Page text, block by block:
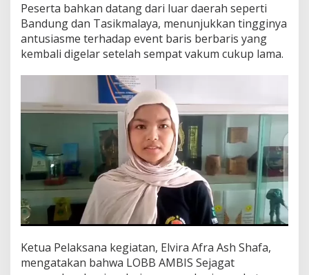
a
r
a
t
Peserta bahkan datang dari luar daerah seperti
Bandung dan Tasikmalaya, menunjukkan tingginya
antusiasme terhadap event baris berbaris yang
kembali digelar setelah sempat vakum cukup lama.
Ketua Pelaksana kegiatan, Elvira Afra Ash Shafa,
mengatakan bahwa LOBB AMBIS Sejagat